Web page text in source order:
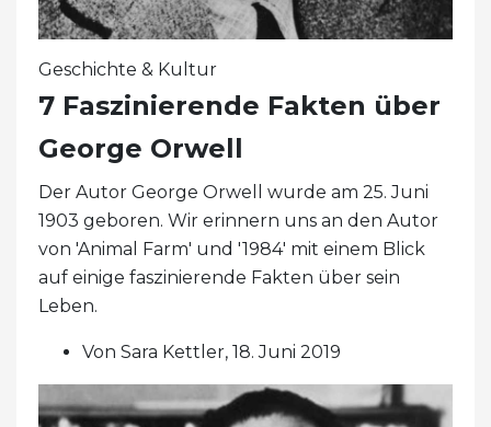
Geschichte & Kultur
7 Faszinierende Fakten über
George Orwell
Der Autor George Orwell wurde am 25. Juni
1903 geboren. Wir erinnern uns an den Autor
von 'Animal Farm' und '1984' mit einem Blick
auf einige faszinierende Fakten über sein
Leben.
Von Sara Kettler, 18. Juni 2019